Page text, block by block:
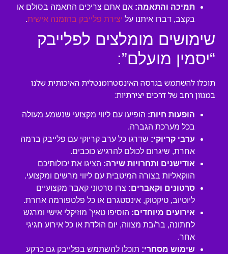
תמיכה והתאמה: אם אתם צריכים התאמה בסולם או
בקצב, דברו איתנו על יצירת פלייבק בהזמנה אישית.
שימושים מומלצים לפלייבק
“יסמין מועלם”:
תוכלו להשתמש בגרסה האינסטרומנטלית האיכותית שלנו
במגוון רחב של דרכים יצירתיות:
הופעות חיות: הופיעו עם ליווי מקצועי שנשמע מעולה
בכל מערכת הגברה.
ערבי קריוקי: שדרגו כל ערב קריוקי עם פלייבק ברמה
אחרת, שיגרום לכולם להרגיש כוכבים.
אודישנים ותחרויות שירה: הציגו את יכולותיכם
הווקאליות בצורה המיטבית עם ליווי מרשים ומקצועי.
סרטונים וקאברים: צרו סרטוני קאבר מקצועיים
ליוטיוב, טיקטוק, אינסטגרם או כל פלטפורמה אחרת.
אירועים מיוחדים: הוסיפו טאץ’ מוזיקלי אישי ומרגש
לחתונה, בר/בת מצווה, יום הולדת או כל אירוע חגיגי
אחר.
שימוש מסחרי: תוכלו להשתמש בפלייבק גם כרקע